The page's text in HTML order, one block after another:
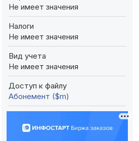
Не имеет значения
Налоги
Не имеет значения
Вид учета
Не имеет значения
Доступ к файлу
Абонемент ($m)